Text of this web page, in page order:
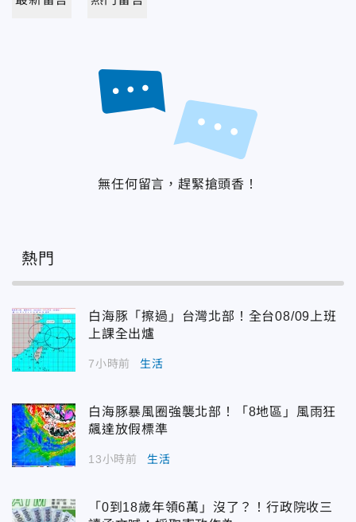
無任何留言，趕緊搶頭香！
熱門
白海豚「擦過」台灣北部！全台08/09上班
上課全出爐
7小時前 生活
白海豚暴風圈強襲北部！「8地區」風雨狂
飆達放假標準
13小時前 生活
「0到18歲年領6萬」沒了？！行政院收三